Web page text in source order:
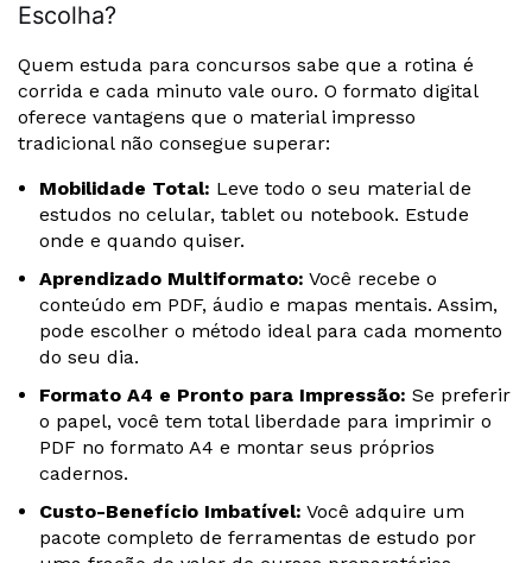
Escolha?
Quem estuda para concursos sabe que a rotina é
corrida e cada minuto vale ouro. O formato digital
oferece vantagens que o material impresso
tradicional não consegue superar:
Mobilidade Total: Leve todo o seu material de
estudos no celular, tablet ou notebook. Estude
onde e quando quiser.
Aprendizado Multiformato: Você recebe o
conteúdo em PDF, áudio e mapas mentais. Assim,
pode escolher o método ideal para cada momento
do seu dia.
Formato A4 e Pronto para Impressão: Se preferir
o papel, você tem total liberdade para imprimir o
PDF no formato A4 e montar seus próprios
cadernos.
Custo-Benefício Imbatível: Você adquire um
pacote completo de ferramentas de estudo por